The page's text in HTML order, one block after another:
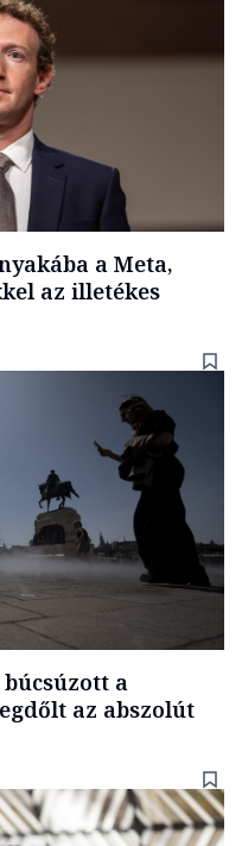
a Meta,
az illetékes
a
az abszolút